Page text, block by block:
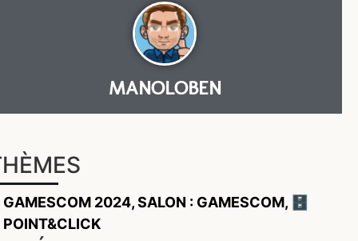
MANOLOBEN
GAMESCOM 2024,SALON : GAMESCOM,
🗄️
POINT&CLICK